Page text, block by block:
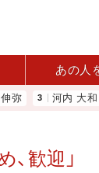
あの人
河内 大和
歓迎」